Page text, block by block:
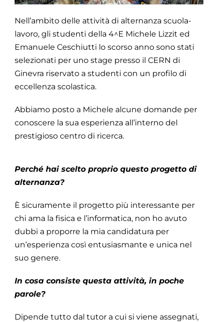
Nell’ambito delle attività di alternanza scuola-
lavoro, gli studenti della 4^E Michele Lizzit ed
Emanuele Ceschiutti lo scorso anno sono stati
selezionati per uno stage presso il CERN di
Ginevra riservato a studenti con un profilo di
eccellenza scolastica.
Abbiamo posto a Michele alcune domande per
conoscere la sua esperienza all’interno del
prestigioso centro di ricerca.
Perché hai scelto proprio questo progetto di
alternanza?
È sicuramente il progetto più interessante per
chi ama la fisica e l’informatica, non ho avuto
dubbi a proporre la mia candidatura per
un’esperienza così entusiasmante e unica nel
suo genere.
In cosa consiste questa attività, in poche
parole?
Dipende tutto dal tutor a cui si viene assegnati,